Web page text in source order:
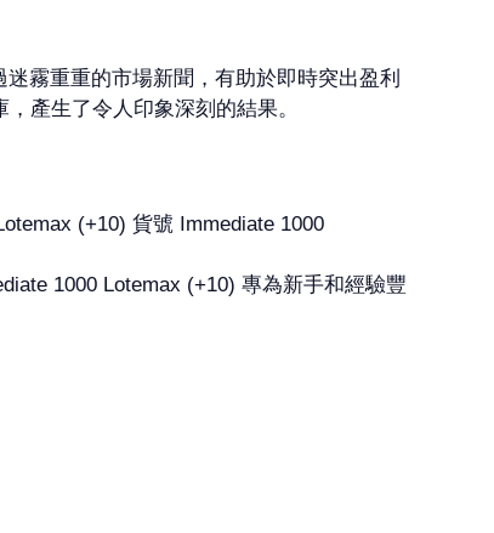
霧重重的市場新聞，有助於即時突出盈利
產生了令人印象深刻的結果。
1000 Lotemax (+10) 專為新手和經驗豐